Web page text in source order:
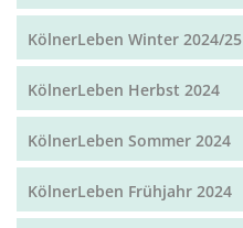
KölnerLeben Winter 2024/25
KölnerLeben Herbst 2024
KölnerLeben Sommer 2024
KölnerLeben Frühjahr 2024